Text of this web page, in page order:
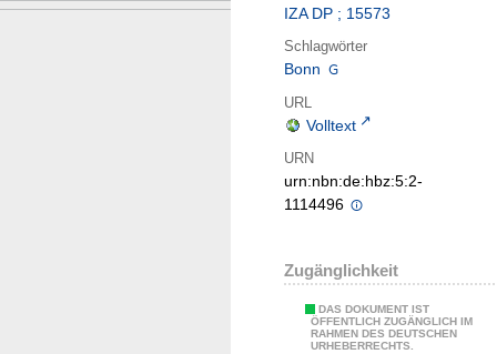
IZA DP ; 15573
Schlagwörter
Bonn
URL
Volltext
URN
urn:nbn:de:hbz:5:2-
1114496
Zugänglichkeit
DAS DOKUMENT IST
ÖFFENTLICH ZUGÄNGLICH IM
RAHMEN DES DEUTSCHEN
URHEBERRECHTS.